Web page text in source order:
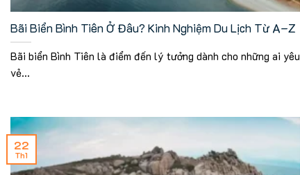
Bãi Biển Bình Tiên Ở Đâu? Kinh Nghiệm Du Lịch Từ A–Z
Bãi biển Bình Tiên là điểm đến lý tưởng dành cho những ai yêu
vẻ...
22
Th1